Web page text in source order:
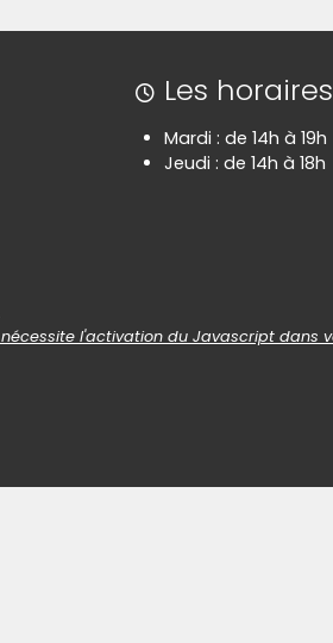
Les horaires
Mardi : de 14h à 19h
Jeudi : de 14h à 18h
l'activation du Javascript dans